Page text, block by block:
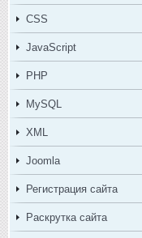
CSS
JavaScript
PHP
MySQL
XML
Joomla
Регистрация сайта
Раскрутка сайта